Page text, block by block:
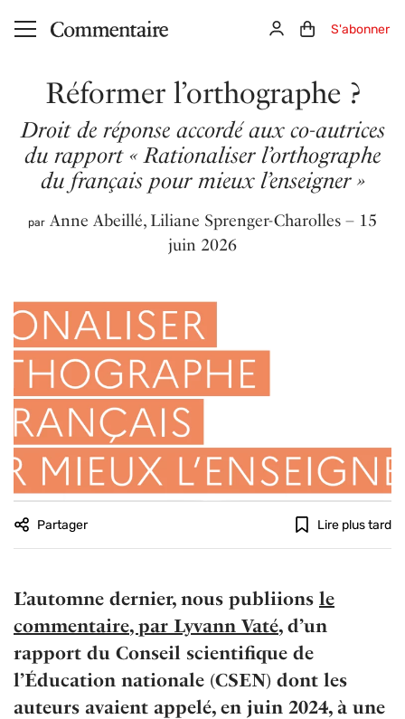
Aller au contenu principal ConnexionPanier (0)
S'abonner
Réformer l’orthographe ?
Droit de réponse accordé aux co-autrices
du rapport « Rationaliser l’orthographe
du français pour mieux l’enseigner »
par Anne Abeillé, Liliane Sprenger-Charolles – 15
juin 2026
Partager Lire plus tard
L’automne dernier, nous publiions le
commentaire, par Lyvann Vaté, d’un
rapport du Conseil scientifique de
l’Éducation nationale (CSEN) dont les
auteurs avaient appelé, en juin 2024, à une